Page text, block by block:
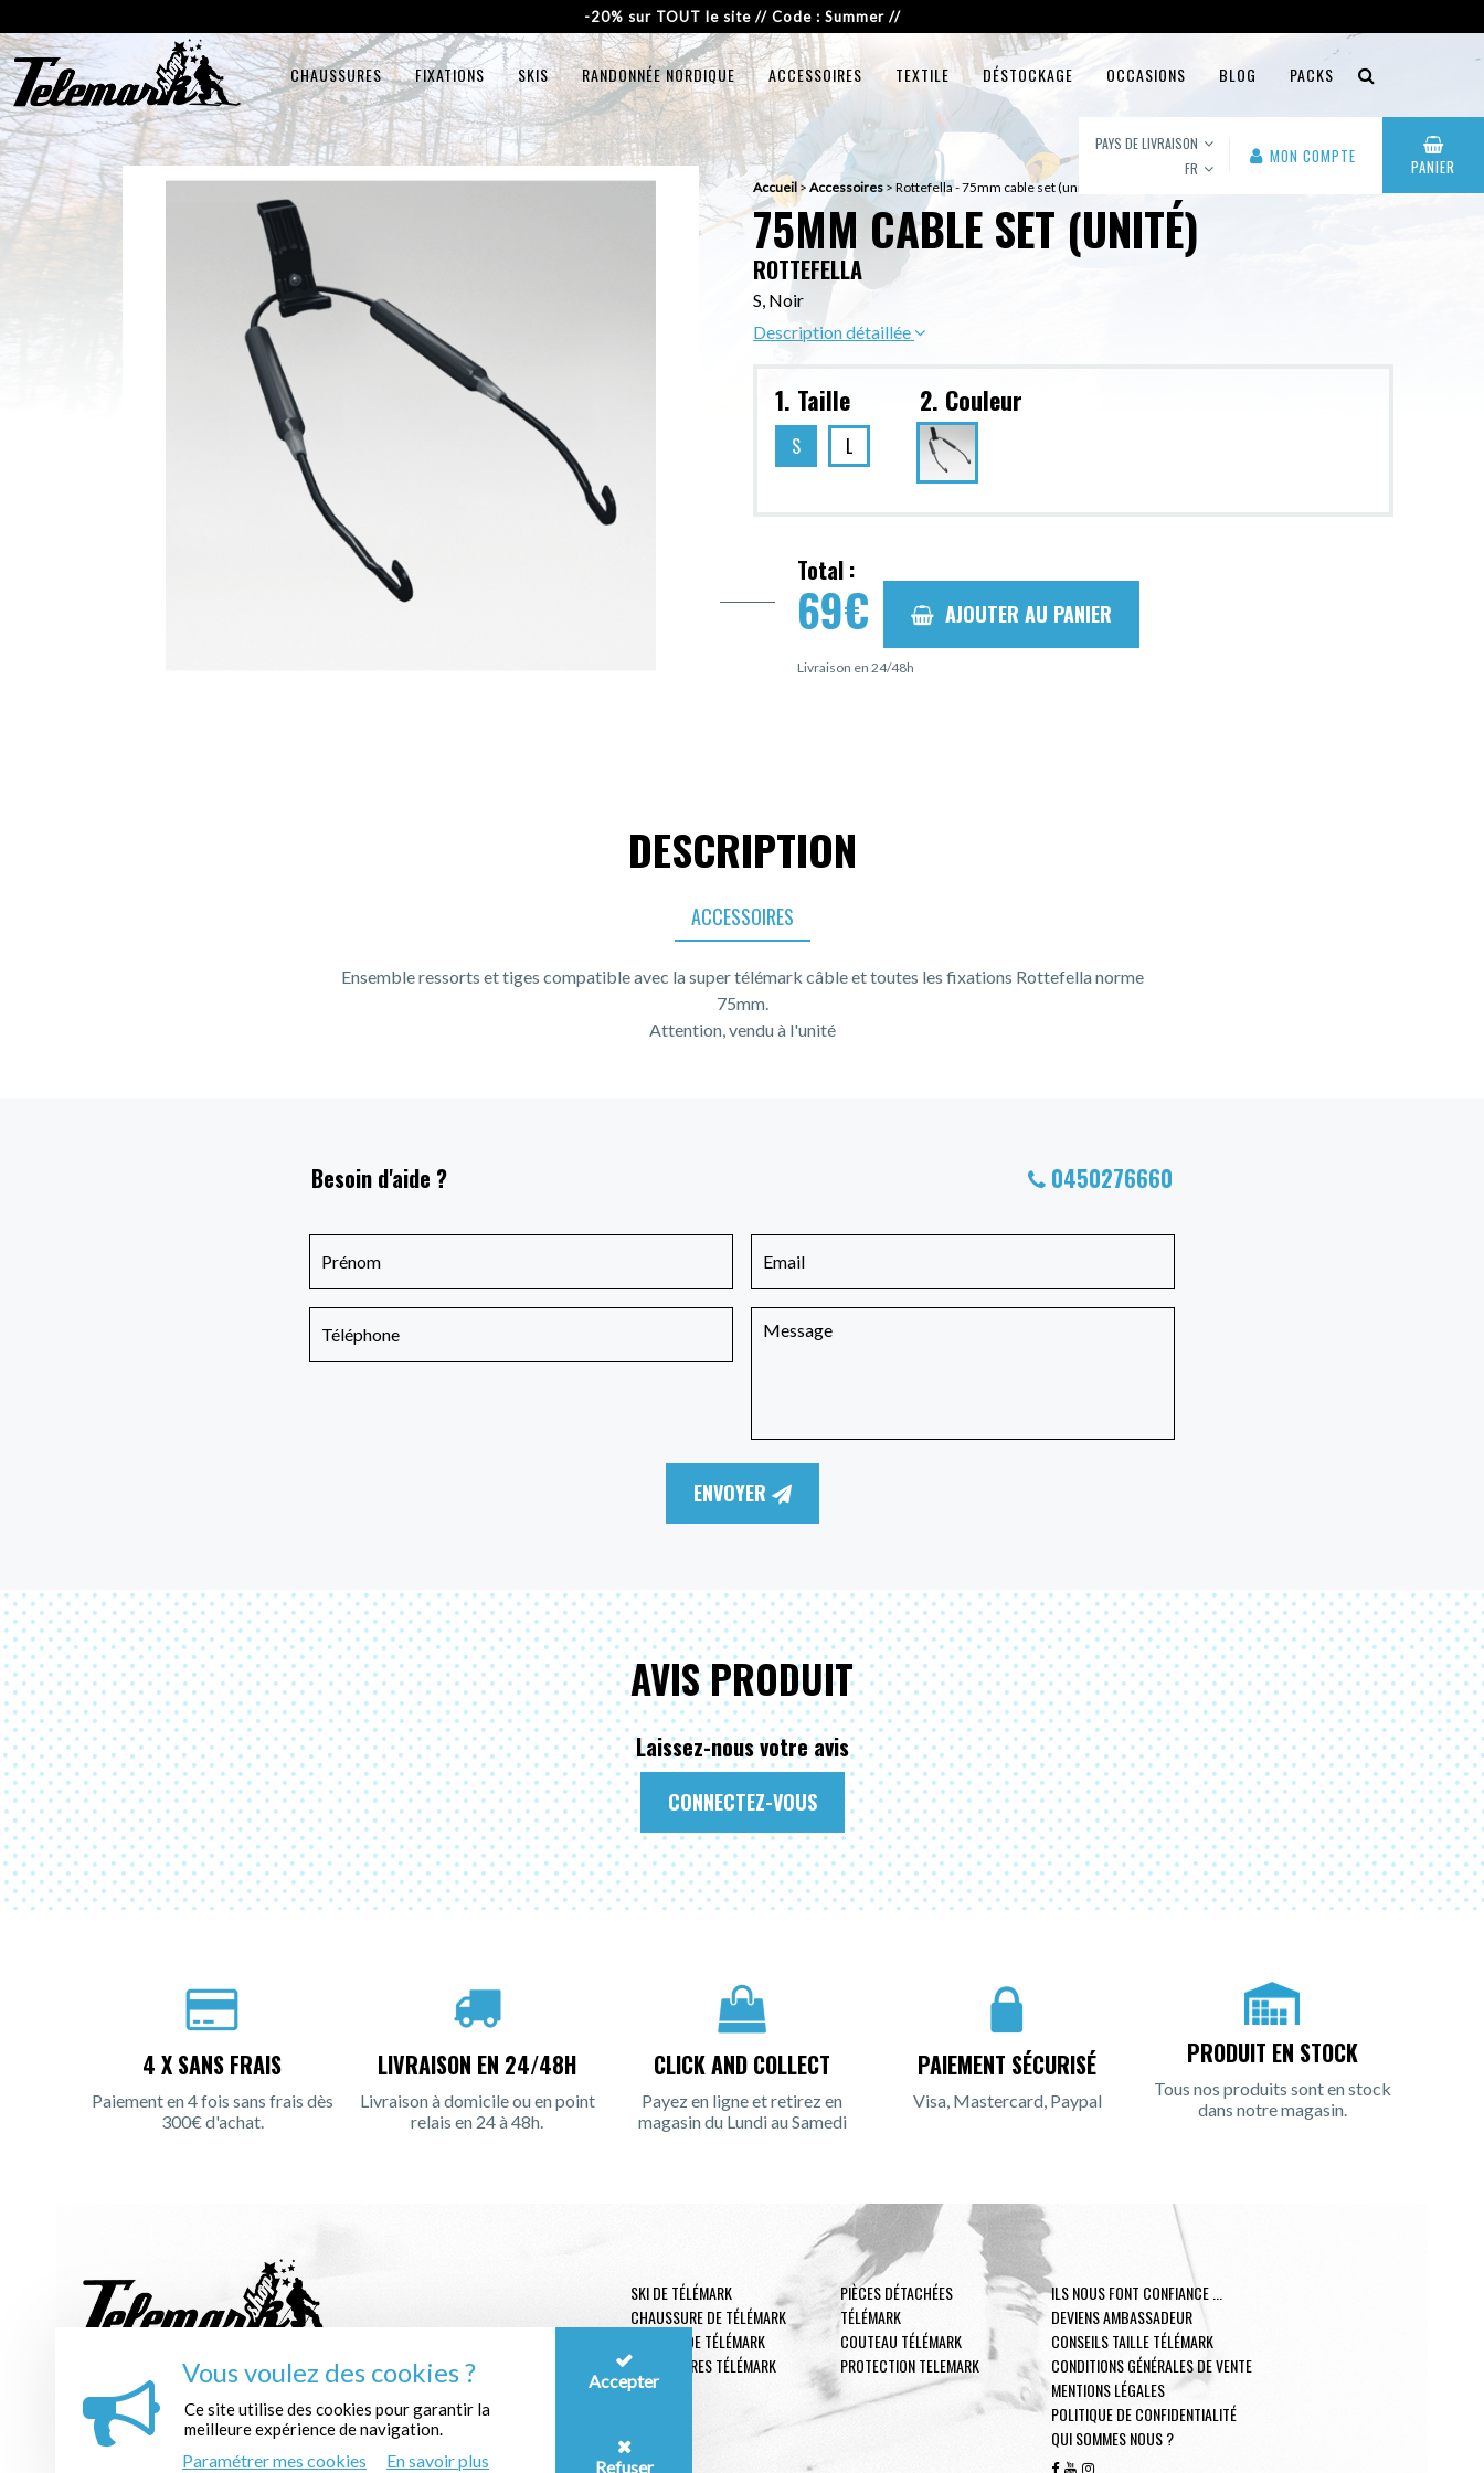
-20% sur TOUT le site // Code : Summer //
CHAUSSURES FIXATIONS SKIS RANDONNÉE NORDIQUE ACCESSOIRES TEXTILE DÉSTOCKAGE OCCASIONS BLOG PACKS
PAYS DE LIVRAISON
FR
MON COMPTE PANIER
Accueil > Accessoires > Rottefella - 75mm cable set (unité)
75MM CABLE SET (UNITÉ)
ROTTEFELLA
S, Noir
Description détaillée
1. Taille
S L
2. Couleur
Total :
69€ AJOUTER AU PANIER
Livraison en 24/48h
DESCRIPTION
ACCESSOIRES
Ensemble ressorts et tiges compatible avec la super télémark câble et toutes les fixations Rottefella norme
75mm.
Attention, vendu à l'unité
Besoin d'aide ? 0450276660
ENVOYER
AVIS PRODUIT
Laissez-nous votre avis
CONNECTEZ-VOUS
4 X SANS FRAIS
Paiement en 4 fois sans frais dès
300€ d'achat.
LIVRAISON EN 24/48H
Livraison à domicile ou en point
relais en 24 à 48h.
CLICK AND COLLECT
Payez en ligne et retirez en
magasin du Lundi au Samedi
PAIEMENT SÉCURISÉ
Visa, Mastercard, Paypal
PRODUIT EN STOCK
Tous nos produits sont en stock
dans notre magasin.
INSCRIPTION À LA NEWSLETTER :
SKI DE TÉLÉMARK
CHAUSSURE DE TÉLÉMARK
FIXATION DE TÉLÉMARK
ACCESSOIRES TÉLÉMARK
PIÈCES DÉTACHÉES
TÉLÉMARK
COUTEAU TÉLÉMARK
PROTECTION TELEMARK
ILS NOUS FONT CONFIANCE ...
DEVIENS AMBASSADEUR
CONSEILS TAILLE TÉLÉMARK
CONDITIONS GÉNÉRALES DE VENTE
MENTIONS LÉGALES
POLITIQUE DE CONFIDENTIALITÉ
QUI SOMMES NOUS ?
Vous voulez des cookies ?
Ce site utilise des cookies pour garantir la
meilleure expérience de navigation.
Paramétrer mes cookies En savoir plus
Accepter
Refuser